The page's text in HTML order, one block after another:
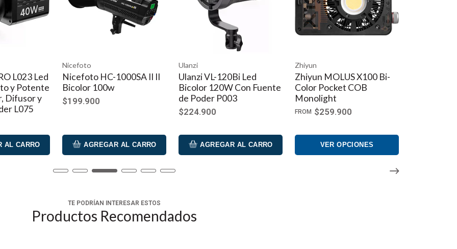
L023 Led
y Potente
Difusor y
L075
AL CARRO
Nicefoto
Nicefoto HC-1000SA II II
Bicolor 100w
$199.900
AGREGAR AL CARRO
Ulanzi
Ulanzi VL-120Bi Led
Bicolor 120W Con Fuente
de Poder P003
$224.900
AGREGAR AL CARRO
Zhiyun
Zhiyun MOLUS X100 Bi-
Color Pocket COB
Monolight
FROM $259.900
VER OPCIONES
TE PODRÍAN INTERESAR ESTOS
Productos Recomendados